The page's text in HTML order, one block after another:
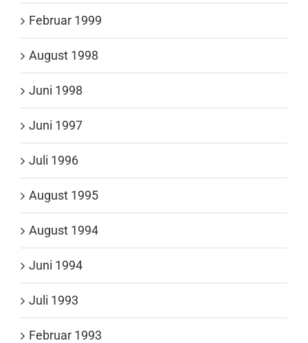
Februar 1999
August 1998
Juni 1998
Juni 1997
Juli 1996
August 1995
August 1994
Juni 1994
Juli 1993
Februar 1993